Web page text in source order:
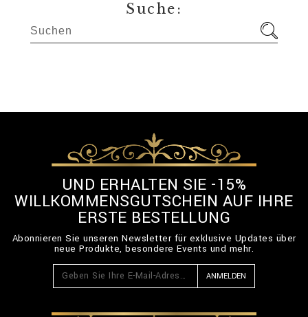
Suche:
UND ERHALTEN SIE -15%
WILLKOMMENSGUTSCHEIN AUF IHRE
ERSTE BESTELLUNG
Abonnieren Sie unseren Newsletter für exklusive Updates über
neue Produkte, besondere Events und mehr.
ANMELDEN